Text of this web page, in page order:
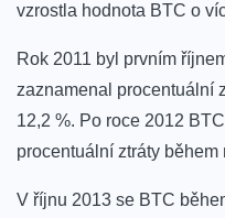
vzrostla hodnota BTC o
Rok 2011 byl prvním
zaznamenal procentuální
12,2 %. Po roce 2012
procentuální ztráty
V říjnu 2013 se BTC